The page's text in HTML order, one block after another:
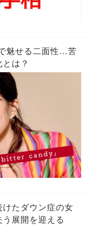
魅せる二面性…苦
は？
けたダウン症の女
展開を迎える